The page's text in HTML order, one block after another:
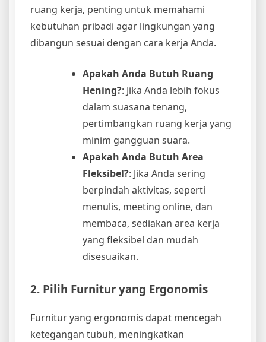
ruang kerja, penting untuk memahami
kebutuhan pribadi agar lingkungan yang
dibangun sesuai dengan cara kerja Anda.
Apakah Anda Butuh Ruang
Hening?: Jika Anda lebih fokus
dalam suasana tenang,
pertimbangkan ruang kerja yang
minim gangguan suara.
Apakah Anda Butuh Area
Fleksibel?: Jika Anda sering
berpindah aktivitas, seperti
menulis, meeting online, dan
membaca, sediakan area kerja
yang fleksibel dan mudah
disesuaikan.
2. Pilih Furnitur yang Ergonomis
Furnitur yang ergonomis dapat mencegah
ketegangan tubuh, meningkatkan